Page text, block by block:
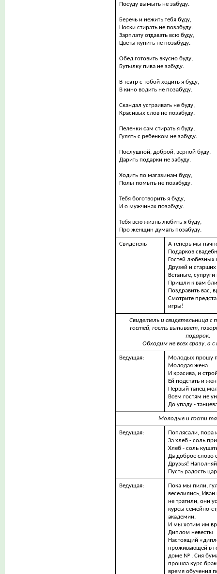
Посуду вымыть не забуду.
Беречь и нежить тебя буду,
Носки стирать не позабуду.
Зарплату отдавать всю буду,
Цветы купить не позабуду.
Обед готовить вкусно буду,
Бутылку пива не забуду.
В театр с тобой ходить я буду,
В кино водить не позабуду.
Скандал устраивать не буду,
Красивых слов не позабуду.
Пеленки сам стирать я буду,
Гулять с ребенком не забуду.
Послушной, доброй, верной буду,
Дарить подарки не забуду.
Ходить по магазинам буду,
Полы помыть не позабуду.
Тебя боготворить я буду,
И о мужчинах позабуду.
Тебя всю жизнь любить я буду,
Про женщин думать позабуду.
Свидетель
А теперь мы
Подарков
Гостей любезных
Друзей и старших
Встаньте,
Пришли к вам
Поздравить вас,
Смотрите
игры!
Свидетель и свидетельница с
гостей, гость выпивает,
подарок.
Обходим не всех сразу, а
Ведущая:
Молодых прошу
Молодая жена
И красива, и
Ей подстать и
Первый танец
Всем гостям не
До упаду -
Молодые и гости
Ведущая:
Поплясали, пора
За хлеб - соль
Хлеб - соль
Да доброе слово
Друзья!
Пусть радость
Ведущая:
Пока мы пили,
веселились, Иван
не тратили, они
курсы семейно-
академии.
И мы хотим им
Диплом невесты
Настоящий
проживающей в
доме № . Сия
прошла курс
время обучения